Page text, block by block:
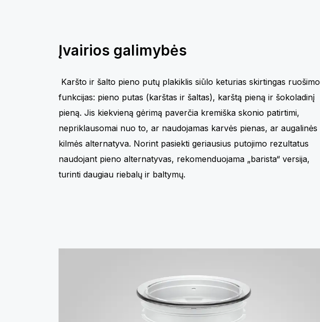
Įvairios galimybės
Karšto ir šalto pieno putų plakiklis siūlo keturias skirtingas ruošimo
funkcijas: pieno putas (karštas ir šaltas), karštą pieną ir šokoladinį
pieną. Jis kiekvieną gėrimą paverčia kremiška skonio patirtimi,
nepriklausomai nuo to, ar naudojamas karvės pienas, ar augalinės
kilmės alternatyva. Norint pasiekti geriausius putojimo rezultatus
naudojant pieno alternatyvas, rekomenduojama „barista“ versija,
turinti daugiau riebalų ir baltymų.